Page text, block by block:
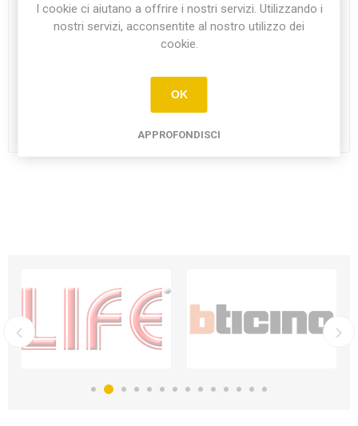
I cookie ci aiutano a offrire i nostri servizi. Utilizzando i
nostri servizi, acconsentite al nostro utilizzo dei
cookie.
OK
APPROFONDISCI